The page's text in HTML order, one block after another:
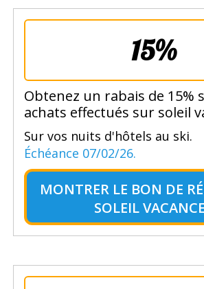
15%
Obtenez un rabais de 15%
achats effectués sur soleil
Sur vos nuits d'hôtels au ski.
Échéance 07/02/26.
MONTRER LE BON DE
SOLEIL